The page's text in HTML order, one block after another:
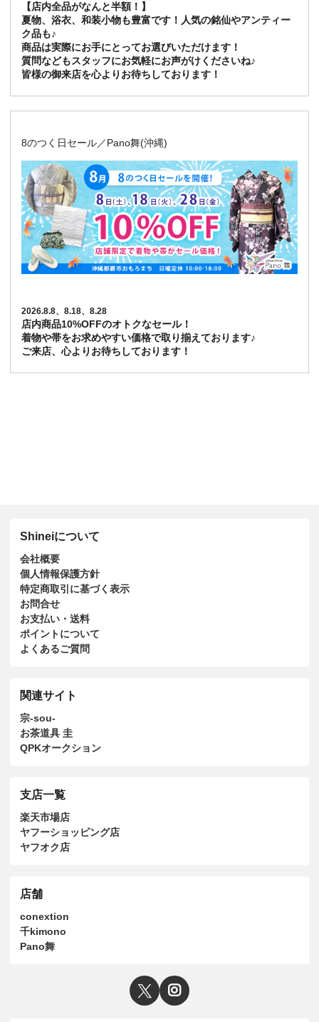
【店内全品がなんと半額！】
夏物、浴衣、和装小物も豊富です！人気の銘仙やアンティー
ク品も♪
商品は実際にお手にとってお選びいただけます！
質問などもスタッフにお気軽にお声がけくださいね♪
皆様の御来店を心よりお待ちしております！
8のつく日セール／Pano舞(沖縄)
2026.8.8、8.18、8.28
店内商品10%OFFのオトクなセール！
着物や帯をお求めやすい価格で取り揃えております♪
ご来店、心よりお待ちしております！
Shineiについて
会社概要
個人情報保護方針
特定商取引に基づく表示
お問合せ
お支払い・送料
ポイントについて
よくあるご質問
関連サイト
宗-sou-
お茶道具 圭
QPKオークション
支店一覧
楽天市場店
ヤフーショッピング店
ヤフオク店
店舗
conextion
千kimono
Pano舞